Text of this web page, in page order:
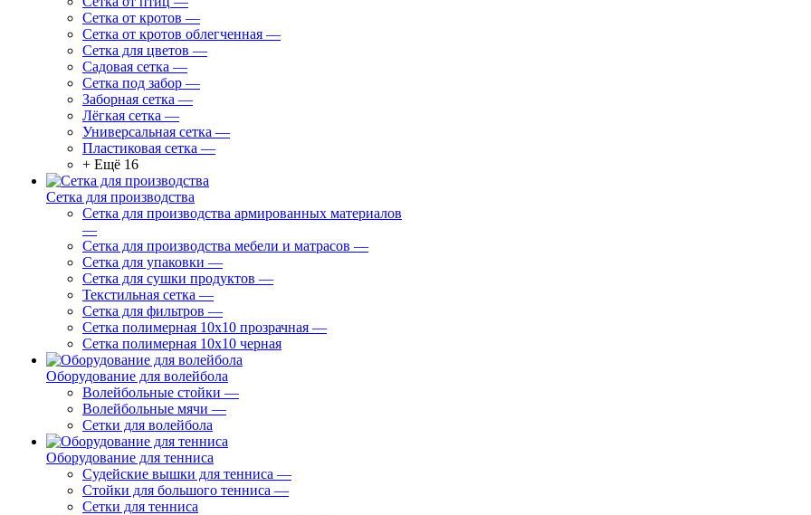
Сетка от кротов —
Сетка от кротов облегченная —
Сетка для цветов —
Садовая сетка —
Сетка под забор —
Заборная сетка —
Лёгкая сетка —
Универсальная сетка —
Пластиковая сетка —
+ Ещё 16
Сетка для производства
Сетка для производства армированных материалов
—
Сетка для производства мебели и матрасов —
Сетка для упаковки —
Сетка для сушки продуктов —
Текстильная сетка —
Сетка для фильтров —
Сетка полимерная 10х10 прозрачная —
Сетка полимерная 10х10 черная
Оборудование для волейбола
Волейбольные стойки —
Волейбольные мячи —
Сетки для волейбола
Оборудование для тенниса
Судейские вышки для тенниса —
Стойки для большого тенниса —
Сетки для тенниса